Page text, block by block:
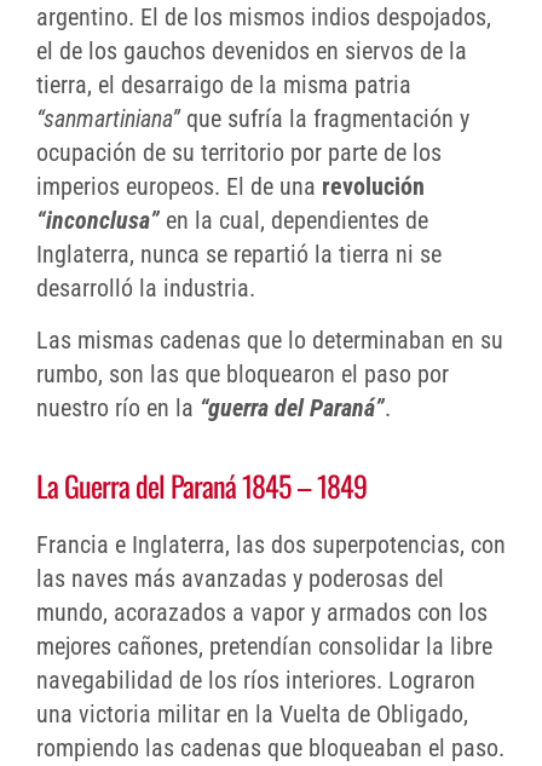
argentino. El de los mismos indios despojados,
el de los gauchos devenidos en siervos de la
tierra, el desarraigo de la misma patria
“sanmartiniana”que sufría la fragmentación y
ocupación de su territorio por parte de los
imperios europeos. El de una revolución
“inconclusa” en la cual, dependientes de
Inglaterra, nunca se repartió la tierra ni se
desarrolló la industria.
Las mismas cadenas que lo determinaban en su
rumbo, son las que bloquearon el paso por
nuestro río en la “guerra del Paraná”.
La Guerra del Paraná 1845 – 1849
Francia e Inglaterra, las dos superpotencias, con
las naves más avanzadas y poderosas del
mundo, acorazados a vapor y armados con los
mejores cañones, pretendían consolidar la libre
navegabilidad de los ríos interiores. Lograron
una victoria militar en la Vuelta de Obligado,
rompiendo las cadenas que bloqueaban el paso.